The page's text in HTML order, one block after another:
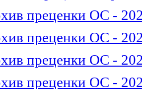
преценки ОС -
преценки ОС -
преценки ОС -
преценки ОС -